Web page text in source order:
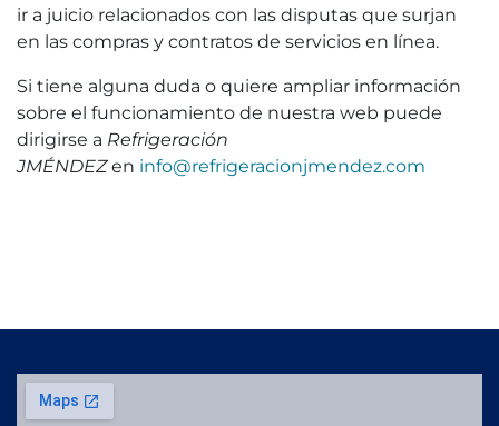
ir a juicio relacionados con las disputas que surjan
en las compras y contratos de servicios en línea.
Si tiene alguna duda o quiere ampliar información
sobre el funcionamiento de nuestra web puede
dirigirse a Refrigeración
JMÉNDEZen info@refrigeracionjmendez.com